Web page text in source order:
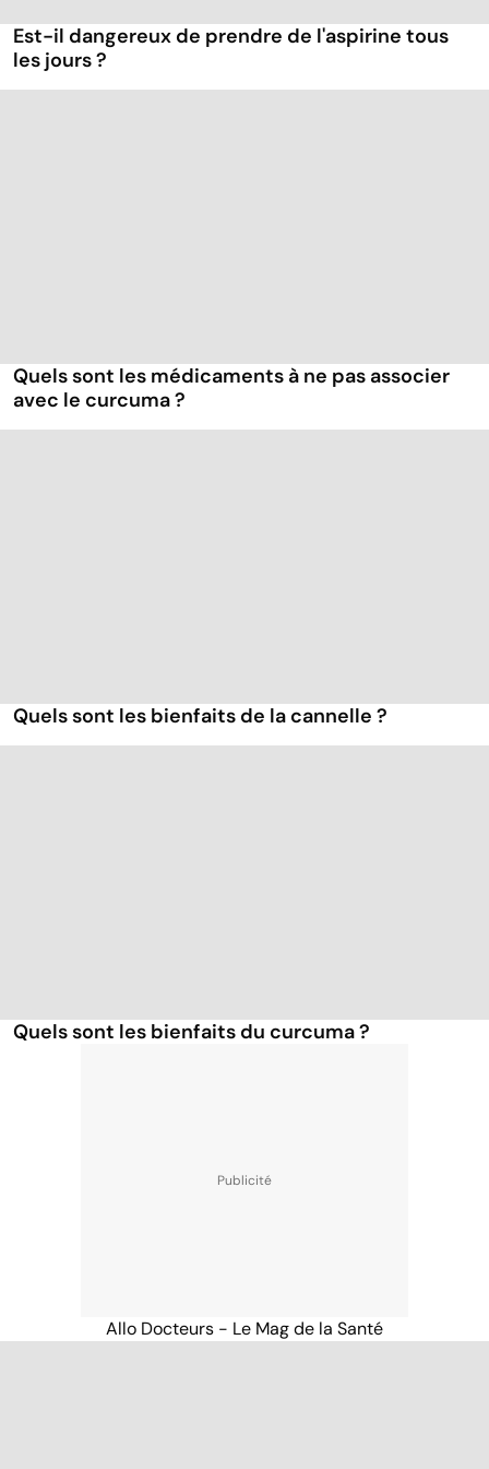
Est-il dangereux de prendre de l'aspirine tous
les jours ?
Quels sont les médicaments à ne pas associer
avec le curcuma ?
Quels sont les bienfaits de la cannelle ?
Quels sont les bienfaits du curcuma ?
Allo Docteurs - Le Mag de la Santé